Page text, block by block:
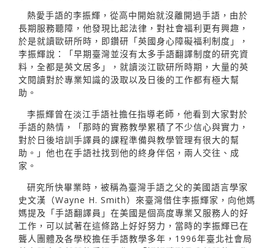
熱愛手語的李振輝，從高中開始就沒離開過手語，由於
長期服務聽障，他發現比起法律，對社會福利更有興趣，
於是就讀歐研所時，即鑽研「英國身心障礙福利制度」，
李振輝說：「早期臺灣並沒有太多手語翻譯制度的研究資
料，全都是英文居多」，就讀淡江歐研所時期，大量的英
文閱讀對於專業知識的汲取以及日後的工作都有極大幫
助。
李振輝曾在淡江手語社擔任指導老師，他看到大家對於
手語的熱情，「那時的實務教學累積了不少信心與實力，
對於日後培訓手譯員的課程準備與教學管理有很大的幫
助。」他也在手語社找到他的終身伴侶，兩人交往、成
家。
研究所快畢業時，被稱為臺灣手語之父的美國語言學家
史文漢（Wayne H. Smith）來臺灣借住李振輝家，向他媽
媽提及「手語翻譯員」在美國是個高度專業又服務人的好
工作，可以試著在這條路上好好努力，當時的李振輝已在
聾人團體及各學校擔任手語教學多年，1996年臺北社會局